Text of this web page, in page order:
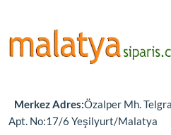
Merkez Adres:Özalper Mh.
Apt. No:17/6 Yeşilyurt/Malatya